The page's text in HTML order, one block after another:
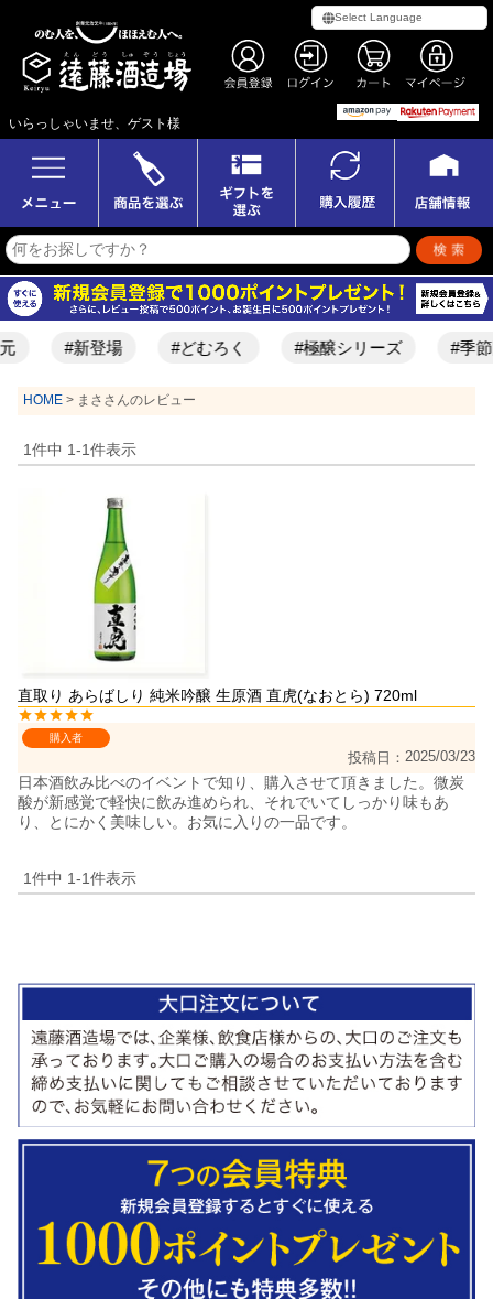
いらっしゃいませ、ゲスト様
#新登場 #どむろく #極醸シリーズ #季節
HOME まささんのレビュー
1件中 1-1件表示
直取り あらばしり 純米吟醸 生原酒 直虎(なおとら) 720ml
購入者
投稿日 2025/03/23
日本酒飲み比べのイベントで知り、購入させて頂きました。微炭
酸が新感覚で軽快に飲み進められ、それでいてしっかり味もあ
り、とにかく美味しい。お気に入りの一品です。
1件中 1-1件表示